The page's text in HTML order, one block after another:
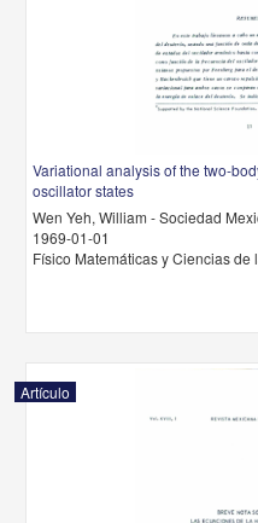
Variational analysis of the two-
oscillator states
Wen Yeh, William - Sociedad
1969-01-01
Físico Matemáticas y Ciencias de
Artículo